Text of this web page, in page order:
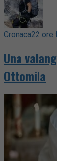
Cronaca22 ore
Una
Ottomila